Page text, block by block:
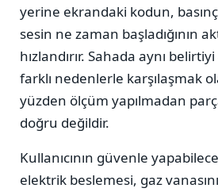
yerine ekrandaki kodun,
sesin ne zaman başladığının
hızlandırır. Sahada aynı
farklı nedenlerle karşılaşmak
yüzden ölçüm yapılmadan
doğru değildir.
Kullanıcının güvenle
elektrik beslemesi, gaz